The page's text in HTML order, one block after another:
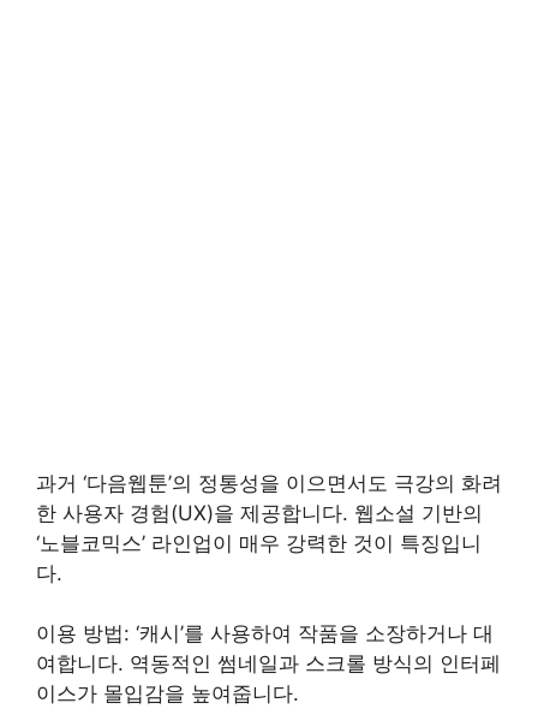
과거 ‘다음웹툰’의 정통성을 이으면서도 극강의 화려
한 사용자 경험(UX)을 제공합니다. 웹소설 기반의
‘노블코믹스’ 라인업이 매우 강력한 것이 특징입니
다.
이용 방법: ‘캐시’를 사용하여 작품을 소장하거나 대
여합니다. 역동적인 썸네일과 스크롤 방식의 인터페
이스가 몰입감을 높여줍니다.